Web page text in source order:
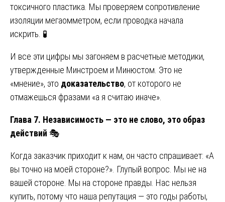
токсичного пластика. Мы проверяем сопротивление
изоляции мегаомметром, если проводка начала
искрить. 🧪
И все эти цифры мы загоняем в расчетные методики,
утвержденные Минстроем и Минюстом. Это не
«мнение», это доказательство, от которого не
отмажешься фразами «а я считаю иначе».
Глава 7. Независимость — это не слово, это образ
действий 🎭
Когда заказчик приходит к нам, он часто спрашивает: «А
вы точно на моей стороне?». Глупый вопрос. Мы не на
вашей стороне. Мы на стороне правды. Нас нельзя
купить, потому что наша репутация — это годы работы,